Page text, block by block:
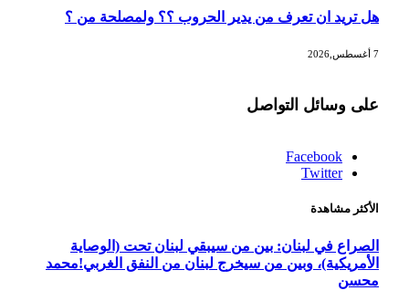
هل تريد ان تعرف من يدير الحروب ؟؟ ولمصلحة من ؟
على وسائل التواصل
Facebook
Twitter
الأكثر مشاهدة
الصراع في لبنان: بين من سيبقي لبنان تحت (الوصاية
الأمريكية)، وبين من سيخرج لبنان من النفق الغربي!محمد
محسن